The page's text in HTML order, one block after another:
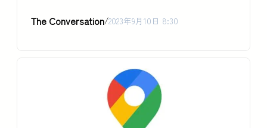
The Conversation/2023年9月10日 8:30